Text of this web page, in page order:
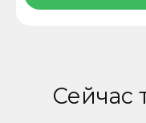
Сейчас